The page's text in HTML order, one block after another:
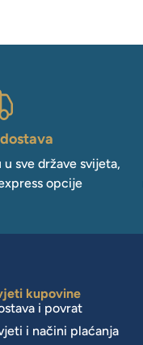
sve države svijeta,
opcije
kupovine
i povrat
i načini plaćanja